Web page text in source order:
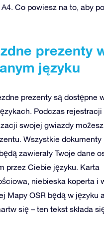
Co powiesz na to, aby
prezenty
języku
prezenty są dostępne
Podczas rejestracji
swojej gwiazdy
Wszystkie
zawierały Twoje dane
przez Ciebie języku. Karta
niebieska koperta i
Mapy OSR będą w języku
się – ten tekst składa